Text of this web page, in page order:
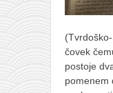
čovek
postoje
pomenem